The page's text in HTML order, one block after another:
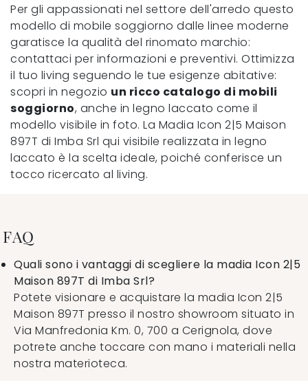
Per gli appassionati nel settore dell'arredo questo
modello di mobile soggiorno dalle linee moderne
garatisce la qualità del rinomato marchio:
contattaci per informazioni e preventivi. Ottimizza
il tuo living seguendo le tue esigenze abitative:
scopri in negozio un ricco catalogo di mobili
soggiorno, anche in legno laccato come il
modello visibile in foto. La Madia Icon 2|5 Maison
897T di Imba Srl qui visibile realizzata in legno
laccato è la scelta ideale, poiché conferisce un
tocco ricercato al living.
FAQ
Quali sono i vantaggi di scegliere la madia Icon 2|5
Maison 897T di Imba Srl?
Potete visionare e acquistare la madia Icon 2|5
Maison 897T presso il nostro showroom situato in
Via Manfredonia Km. 0, 700 a Cerignola, dove
potrete anche toccare con mano i materiali nella
nostra materioteca.